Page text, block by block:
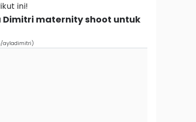
ini!
Dimitri maternity shoot untuk
ayladimitri)